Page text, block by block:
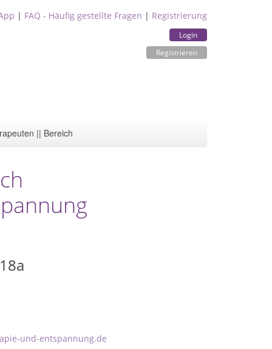
| FAQ - Häufig gestellte Fragen | Registrierung
Login
Registrieren
|| Bereich
und-entspannung.de